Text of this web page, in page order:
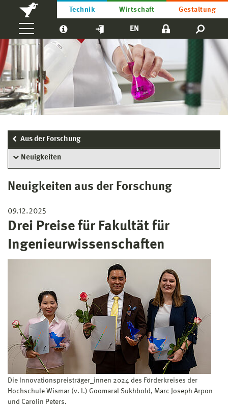
Technik Wirtschaft Gestaltung
EN
Aus der Forschung
Neuigkeiten
Neuigkeiten aus der Forschung
09.12.2025
Drei Preise für Fakultät für
Ingenieurwissenschaften
Die Innovationspreisträger_innen 2024 des Förderkreises der
Hochschule Wismar (v. l.) Goomaral Sukhbold, Marc Joseph Arpon
und Carolin Peters.